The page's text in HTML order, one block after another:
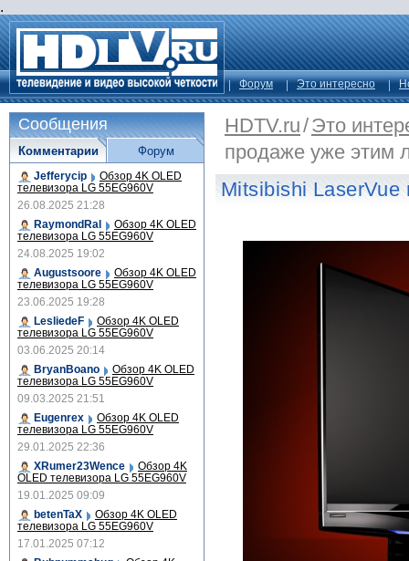
.
Форум Это интересно
HDTV.ru/Это
продаже уже этим
Mitsibishi
Сообщения
Комментарии
Jefferycip Обзор 4K OLED
телевизора LG 55EG960V
26.08.2025 21:28
RaymondRal
Обзор 4K OLED
телевизора LG 55EG960V
24.08.2025 19:02
Augustsoore
Обзор 4K OLED
телевизора LG 55EG960V
23.06.2025 19:28
LesliedeF
Обзор 4K OLED
телевизора LG 55EG960V
03.06.2025 20:14
BryanBoano
Обзор 4K OLED
телевизора LG 55EG960V
09.03.2025 21:51
Eugenrex
Обзор 4K OLED
телевизора LG 55EG960V
29.01.2025 22:36
XRumer23Wence
Обзор 4K
OLED телевизора LG 55EG960V
19.01.2025 09:09
betenTaX
Обзор 4K OLED
телевизора LG 55EG960V
17.01.2025 07:12
Форум